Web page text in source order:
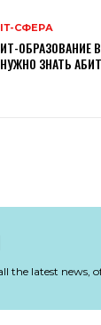
ІТ-СФЕРА
ИТ-ОБРАЗОВАНИЕ
НУЖНО ЗНАТЬ
the latest news,